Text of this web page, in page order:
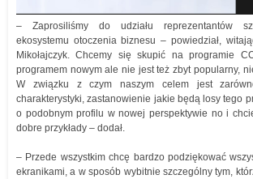
– Zaprosiliśmy do udziału reprezentantów
ekosystemu otoczenia biznesu – powiedział,
Mikołajczyk. Chcemy się skupić na programie
programem nowym ale nie jest też zbyt popularny,
W związku z czym naszym celem jest
charakterystyki, zastanowienie jakie będą losy tego
o podobnym profilu w nowej perspektywie no i
dobre przykłady – dodał.
– Przede wszystkim chcę bardzo podziękować
ekranikami, a w sposób wybitnie szczególny tym,